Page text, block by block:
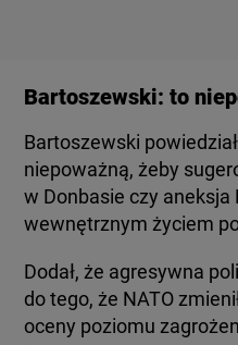
Bartoszewski: to
Bartoszewski
niepoważną, żeby
w Donbasie czy
wewnętrznym życiem
Dodał, że agresywna
do tego, że NATO
oceny poziomu